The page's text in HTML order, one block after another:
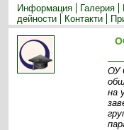
Информация
Галерия
дейности
Контакти
ОУ
на